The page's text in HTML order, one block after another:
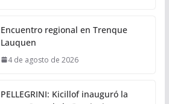
Encuentro regional en Trenque
Lauquen
4 de agosto de 2026
PELLEGRINI: Kicillof inauguró la